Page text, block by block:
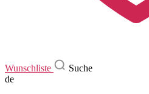
Wunschliste
Suche
de